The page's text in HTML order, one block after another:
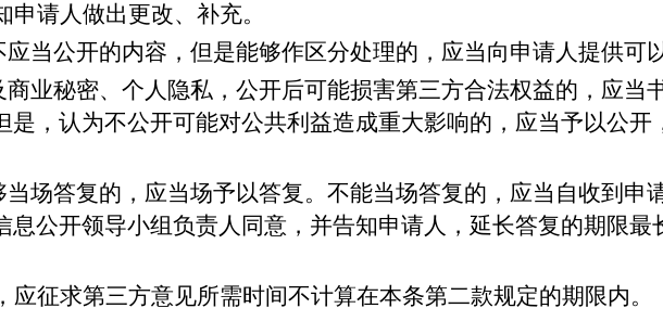
请人做出更改、补充。
当公开的内容，但是能够作区分处理的，应当向申请人提供可
业秘密、个人隐私，公开后可能损害第三方合法权益的，应当
，认为不公开可能对公共利益造成重大影响的，应当予以公开
场答复的，应当场予以答复。不能当场答复的，应当自收到申
公开领导小组负责人同意，并告知申请人，延长答复的期限最
征求第三方意见所需时间不计算在本条第二款规定的期限内。